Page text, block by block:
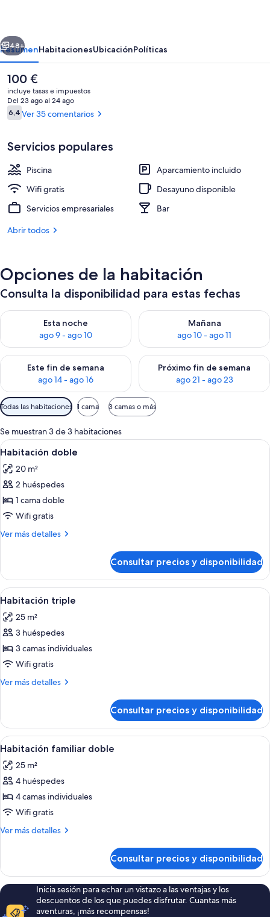
Interior
Siguiente
48+
ResumenHabitacionesUbicaciónPolíticas
El
precio
actual
es
de
100 €
incluye tasas e impuestos
Del 23 ago al 24 ago
Comentarios
6,46,4 de 10
Ver 35 comentarios
Servicios populares
Piscina
Aparcamiento incluido
Wifi gratis
Desayuno disponible
Servicios empresariales
Bar
Abrir todos
Opciones de la habitación
Consulta la disponibilidad para estas fechas
Esta noche
ago 9 - ago 10
Consulta la disponibilidad para esta noche, ago 9 - ago 10
Mañana
ago 10 - ago 11
Consulta la disponibilidad
Este fin de semana
ago 14 - ago 16
Consulta la disponibilidad para este fin de semana, ago 14 -
Próximo fin de semana
ago 21 - ago 23
Consulta la disponibilidad
Filtros
disponibles
para
las
habitaciones
Todas las habitaciones 1 cama 3 camas o más
Se muestran 3 de 3 habitaciones
Abrir
todas
las
fotos
de
Habitación
doble
Una habitación de hotel con cama,
4
Habitación doble
20 m²
2 huéspedes
1 cama doble
Wifi gratis
Ver más detalles
Más
doble
Consultar precios y disponibilidad
Abrir
todas
las
fotos
de
Habitación
triple
Una habitación de hotel con una
5
Habitación triple
25 m²
3 huéspedes
3 camas individuales
Wifi gratis
Ver más detalles
Más
triple
Consultar precios y disponibilidad
Abrir
todas
las
fotos
de
Habitación
familiar
Una habitación de hotel con una
14
Habitación familiar doble
25 m²
4 huéspedes
4 camas individuales
Wifi gratis
Ver más detalles
Más
familiar
doble
Consultar precios y disponibilidad
Inicia sesión para echar un vistazo a las ventajas y los
descuentos de los que puedes disfrutar. Cuantas más
aventuras, ¡más recompensas!